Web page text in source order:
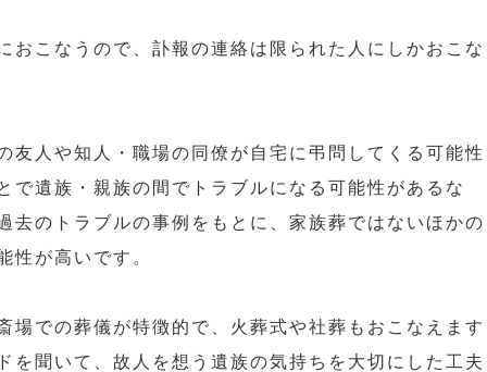
おこなうので、訃報の連絡は限られた人にしかおこな
友人や知人・職場の同僚が自宅に弔問してくる可能性
で遺族・親族の間でトラブルになる可能性があるな
去のトラブルの事例をもとに、家族葬ではないほかの
性が高いです。
場での葬儀が特徴的で、火葬式や社葬もおこなえます
を聞いて、故人を想う遺族の気持ちを大切にした工夫